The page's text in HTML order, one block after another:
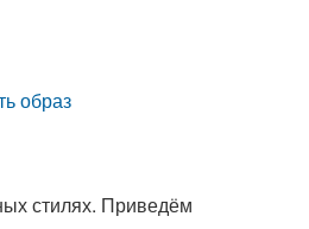
образ
стилях. Приведём